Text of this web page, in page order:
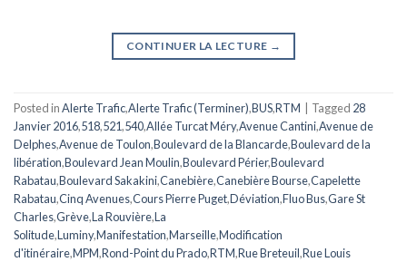
CONTINUER LA LECTURE →
Posted inAlerte Trafic,Alerte Trafic (Terminer),BUS,RTM Tagged 28
Janvier 2016,518,521,540,Allée Turcat Méry,Avenue Cantini,Avenue de
Delphes,Avenue de Toulon,Boulevard de la Blancarde,Boulevard de la
libération,Boulevard Jean Moulin,Boulevard Périer,Boulevard
Rabatau,Boulevard Sakakini,Canebière,Canebière Bourse,Capelette
Rabatau,Cinq Avenues,Cours Pierre Puget,Déviation,Fluo Bus,Gare St
Charles,Grève,La Rouvière,La
Solitude,Luminy,Manifestation,Marseille,Modification
d'itinéraire,MPM,Rond-Point du Prado,RTM,Rue Breteuil,Rue Louis